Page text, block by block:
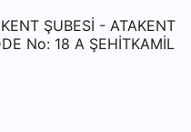
ŞUBESİ - ATAKENT
No: 18 A ŞEHİTKAMİL